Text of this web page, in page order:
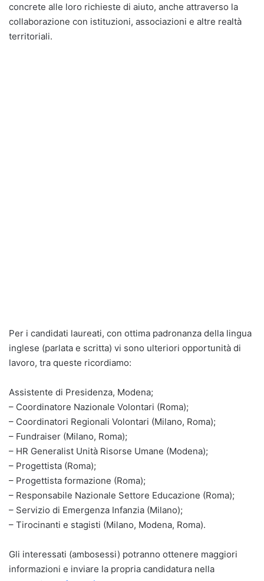
concrete alle loro richieste di aiuto, anche attraverso la
collaborazione con istituzioni, associazioni e altre realtà
territoriali.
Per i candidati laureati, con ottima padronanza della lingua
inglese (parlata e scritta) vi sono ulteriori opportunità di
lavoro, tra queste ricordiamo:
Assistente di Presidenza, Modena;
– Coordinatore Nazionale Volontari (Roma);
– Coordinatori Regionali Volontari (Milano, Roma);
– Fundraiser (Milano, Roma);
– HR Generalist Unità Risorse Umane (Modena);
– Progettista (Roma);
– Progettista formazione (Roma);
– Responsabile Nazionale Settore Educazione (Roma);
– Servizio di Emergenza Infanzia (Milano);
– Tirocinanti e stagisti (Milano, Modena, Roma).
Gli interessati (ambosessi) potranno ottenere maggiori
informazioni e inviare la propria candidatura nella